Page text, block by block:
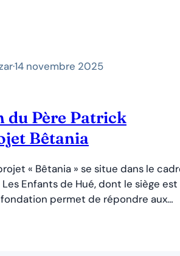
·14 novembre 2025
du Père Patrick
Bêtania
« Bêtania » se situe dans le
Enfants de Hué, dont le siège est
permet de répondre aux